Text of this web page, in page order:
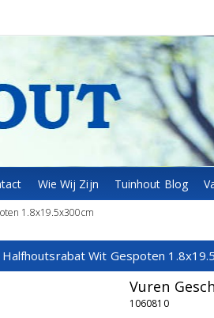
Wie Wij Zijn Tuinhout Blog
1.8x19.5x300cm
Halfhoutsrabat Wit Gespoten
Vuren
1060810